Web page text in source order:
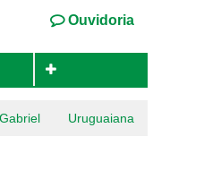
Ouvidoria
Uruguaiana